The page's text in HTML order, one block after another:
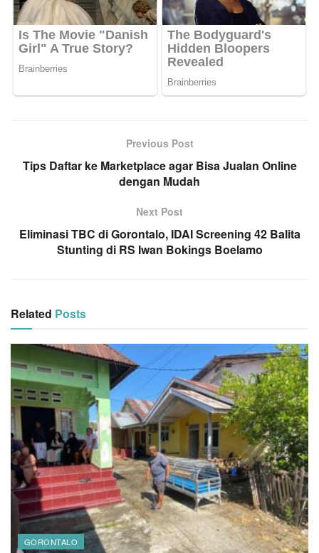
Previous Post
Tips Daftar ke Marketplace agar Bisa Jualan Online
dengan Mudah
Next Post
Eliminasi TBC di Gorontalo, IDAI Screening 42 Balita
Stunting di RS Iwan Bokings Boelamo
Related Posts
GORONTALO